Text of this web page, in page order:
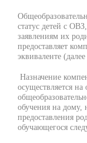
статус детей с
заявлениям их
предоставляет
эквиваленте
Назначение
осуществляется
обучения на дому,
предоставления
обучающегося